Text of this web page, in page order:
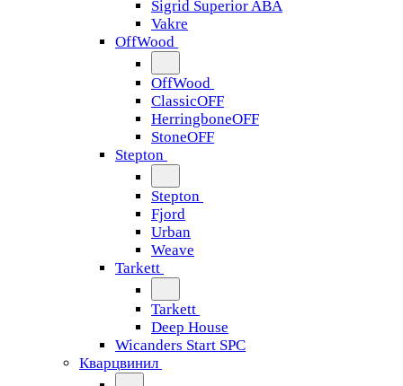
Sigrid Superior ABA
Vakre
OffWood
OffWood
ClassicOFF
HerringboneOFF
StoneOFF
Stepton
Stepton
Fjord
Urban
Weave
Tarkett
Tarkett
Deep House
Wicanders Start SPC
Кварцвинил